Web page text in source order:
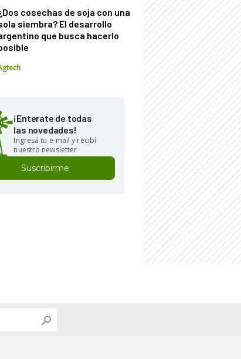
cosechas de soja con una
siembra? El desarrollo
que busca hacerlo
¡Enterate de todas
las novedades!
Ingresá tu e-mail y recibí
nuestro newsletter
Suscribirme